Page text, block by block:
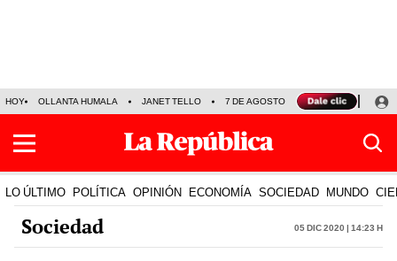
HOY OLLANTA HUMALA JANET TELLO 7 DE AGOSTO TINKA RESULTADOS
LO ÚLTIMO POLÍTICA OPINIÓN ECONOMÍA SOCIEDAD MUNDO
Sociedad 05 Dic 2020 | 14:23 h